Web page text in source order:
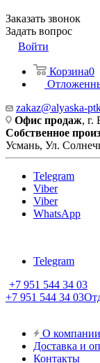
Заказать звонок
Задать вопрос
Войти
Корзина0
zakaz@alyaska-
Офис продаж, г.
Собственное
Усмань, Ул.
Telegram
Viber
Viber
WhatsApp
Telegram
+7 951 544 34 03
+7 951 544 34 03
О компании
Доставка и
Контакты